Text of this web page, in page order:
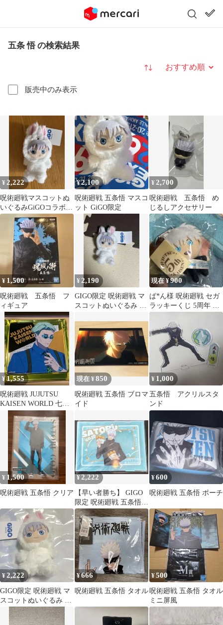
五条 悟 の検索結果
販売中のみ表示
並び替え
¥ 2,222
呪術廻戦マスコットぬ
いぐるみGiGOコラボ
2026ver五条悟
¥2,100
呪術廻戦 五条悟 マスコ
ット GiGO限定
¥ 2,700
呪術廻戦 五条悟 め
じるしアクセサリー
¥ 1,500
呪術廻戦 五条悟 フ
ィギュア
¥ 2,190
GIGO限定 呪術廻戦 マ
スコットぬいぐるみ 五
現在 ¥900
ぱ*ん様 呪術廻戦 セガ
ラッキーくじ 5周年 五
¥1,555
呪術廻戦 JUJUTSU
KAISEN WORLD 七海
建人 アクリルコースタ
現在 ¥850
呪術廻戦 五条悟 ブロマ
イド
¥ 1,000
五条悟 アクリルスタ
ンド
¥ 1,500
呪術廻戦 五条悟 クリア
¥2,222
【早い者勝ち】 GIGO
限定 呪術廻戦 五条悟
A4ファイルケース
¥600
呪術廻戦 五条悟 ポーチ
¥2,222
GIGO限定 呪術廻戦 マ
スコットぬいぐるみ 五
条悟
¥666
呪術廻戦 五条悟 タオル
¥500
呪術廻戦 五条悟 タオル
ミニ屏風